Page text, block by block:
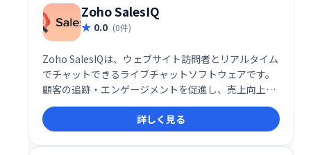
Zoho SalesIQ
0.0 (0件)
Zoho SalesIQは、ウェブサイト訪問者とリアルタイム
でチャットできるライブチャットソフトウェアです。
顧客の追跡・エンゲージメントを促進し、売上向上に
貢献します。SEOや広告の効果測定にも役立ちます。2
ユーザーまでは無料で利用可能です。 今すぐ無料プラ
ンを始めましょう！
詳しく見る